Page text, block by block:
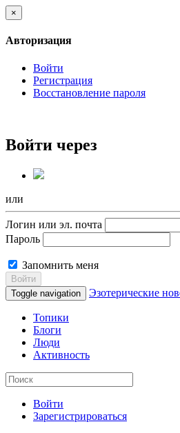
×
Авторизация
Войти
Регистрация
Восстановление пароля
Войти через
или
Логин или эл. почта
Пароль
Запомнить меня
Войти
Toggle navigation
Эзотерические
Топики
Блоги
Люди
Активность
Войти
Зарегистрироваться